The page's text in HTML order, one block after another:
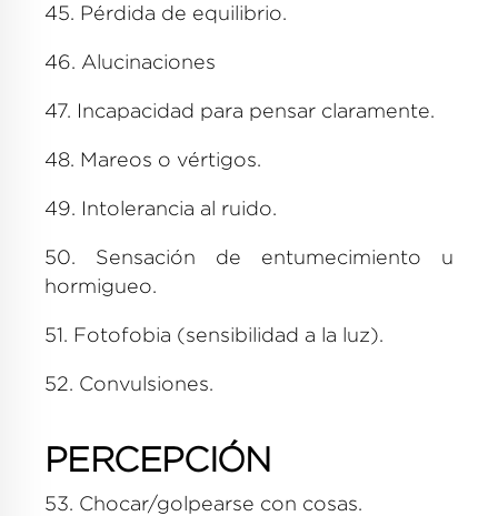
45. Pérdida de equilibrio.
46. Alucinaciones
47. Incapacidad para pensar claramente.
48. Mareos o vértigos.
49. Intolerancia al ruido.
50. Sensación de entumecimiento u
hormigueo.
51. Fotofobia (sensibilidad a la luz).
52. Convulsiones.
PERCEPCIÓN
53. Chocar/golpearse con cosas.